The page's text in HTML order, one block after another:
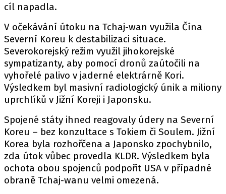
cíl napadla.
V očekávání útoku na Tchaj-wan využila Čína
Severní Koreu k destabilizaci situace.
Severokorejský režim využil jihokorejské
sympatizanty, aby pomocí dronů zaútočili na
vyhořelé palivo v jaderné elektrárně Kori.
Výsledkem byl masivní radiologický únik a miliony
uprchlíků v Jižní Koreji i Japonsku.
Spojené státy ihned reagovaly údery na Severní
Koreu – bez konzultace s Tokiem či Soulem. Jižní
Korea byla rozhořčena a Japonsko zpochybnilo,
zda útok vůbec provedla KLDR. Výsledkem byla
ochota obou spojenců podpořit USA v případné
obraně Tchaj-wanu velmi omezená.